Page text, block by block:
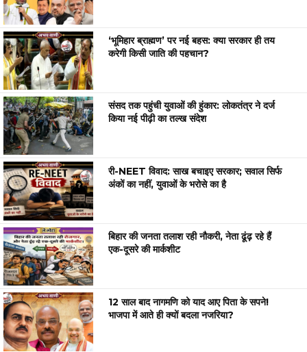
‘भूमिहार ब्राह्मण’ पर नई बहस: क्या सरकार ही तय
करेगी किसी जाति की पहचान?
संसद तक पहुंची युवाओं की हुंकार: लोकतंत्र ने दर्ज
किया नई पीढ़ी का तल्ख संदेश
री-NEET विवाद: साख बचाइए सरकार; सवाल सिर्फ
अंकों का नहीं, युवाओं के भरोसे का है
बिहार की जनता तलाश रही नौकरी, नेता ढूंढ़ रहे हैं
एक-दूसरे की मार्कशीट
12 साल बाद नागमणि को याद आए पिता के सपने!
भाजपा में आते ही क्यों बदला नजरिया?